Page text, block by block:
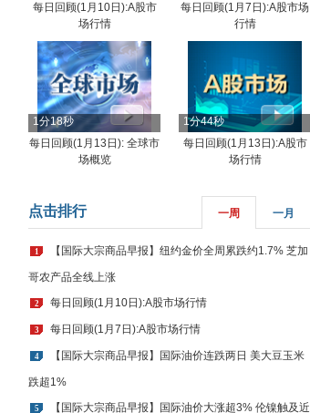
每日回顾(1月10日):A股市
场行情
每日回顾(1月7日):A股市场
行情
1分18秒
每日回顾(1月13日): 全球市
场概览
1分44秒
每日回顾(1月13日):A股市
场行情
点击排行 一周 一月
1 【国际大宗商品早报】纽约金价全周累跌约1.7% 芝加
哥农产品全线上涨
2 每日回顾(1月10日):A股市场行情
3 每日回顾(1月7日):A股市场行情
4 【国际大宗商品早报】国际油价连跌两日 美大豆玉米
跌超1%
5 【国际大宗商品早报】国际油价大涨超3% 伦镍触及近